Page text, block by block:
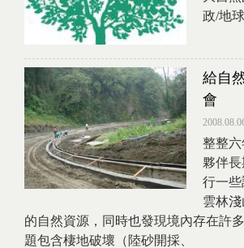
政/地
給自
會
整整
夥伴
行一
雲林
的自然資源，同時也發現境內存在許
題包含棲地破壞（陸砂開採、